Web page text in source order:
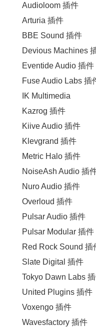
Audioloom 插件
Arturia 插件
BBE Sound 插件
Devious Machines
Eventide Audio 插件
Fuse Audio Labs 插
IK Multimedia
Kazrog 插件
Kiive Audio 插件
Klevgrand 插件
Metric Halo 插件
NoiseAsh Audio 插
Nuro Audio 插件
Overloud 插件
Pulsar Audio 插件
Pulsar Modular 插件
Red Rock Sound 插
Slate Digital 插件
Tokyo Dawn Labs
United Plugins 插件
Voxengo 插件
Wavesfactory 插件